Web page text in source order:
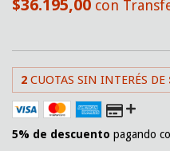
$36.195,00 con
2 CUOTAS SIN INTERÉS DE
5% de descuento pagando